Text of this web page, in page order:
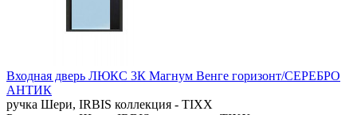
Входная дверь ЛЮКС 3К Магнум Венге горизонт/СЕРЕБРО
АНТИК
ручка Шери, IRBIS коллекция - TIXX